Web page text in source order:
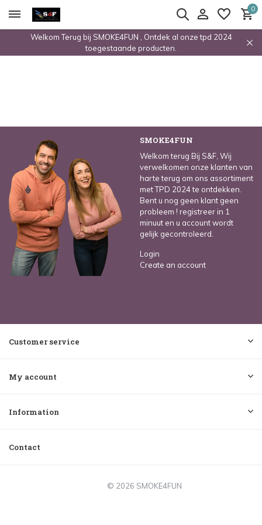
0
Welkom Terug bij SMOKE4FUN , Ontdek al onze tpd 2024
toegestaande producten.
SMOKE4FUN
Welkom terug Bij S&F, Wij
verwelkomen onze klanten van
harte terug om ons assortiment
met TPD 2024 te ontdekken.
Bent u nog geen klant geen
probleem ! registreer in 1
minuut en u account wordt
gelijk gecontroleerd.
Login
Create an account
Customer service
My account
Information
Contact
© 2026 SMOKE4FUN